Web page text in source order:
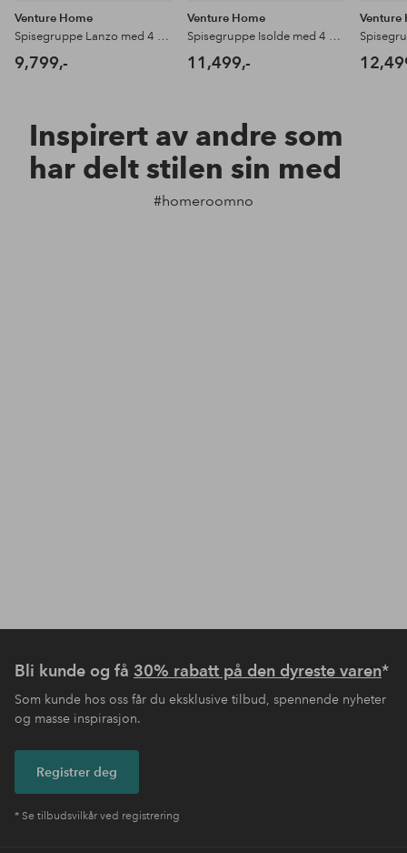
Venture Home
Spisegruppe Lanzo med 4 stk stoler Yesterday
9,799,-
Venture Home
Spisegruppe Isolde med 4 stk stoler Yesterday
11,499,-
Venture
Inspirert av andre som
har delt stilen sin med
#homeroomno
Bli kunde og få 30% rabatt på den dyreste varen*
Som kunde hos oss får du eksklusive tilbud, spennende nyheter
og masse inspirasjon.
Registrer deg
* Se tilbudsvilkår ved registrering